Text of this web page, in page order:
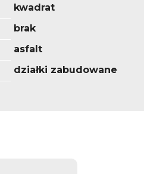
kwadrat
brak
asfalt
działki zabudowane